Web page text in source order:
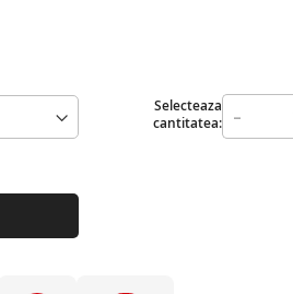
Selecteaza
cantitatea:
-